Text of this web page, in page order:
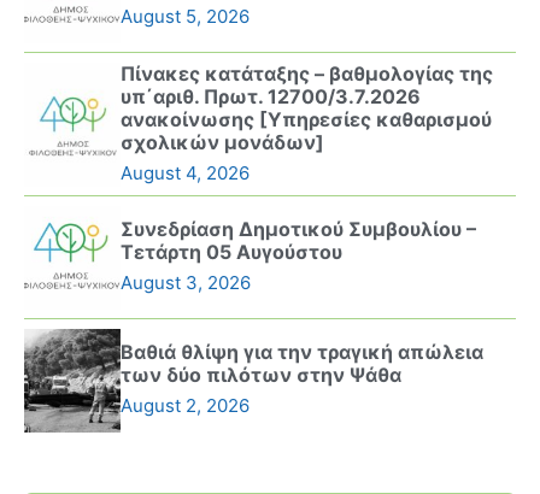
August 5, 2026
Πίνακες κατάταξης – βαθμολογίας της
υπ΄αριθ. Πρωτ. 12700/3.7.2026
ανακοίνωσης [Υπηρεσίες καθαρισμού
σχολικών μονάδων]
August 4, 2026
Συνεδρίαση Δημοτικού Συμβουλίου –
Τετάρτη 05 Αυγούστου
August 3, 2026
Βαθιά θλίψη για την τραγική απώλεια
των δύο πιλότων στην Ψάθα
August 2, 2026